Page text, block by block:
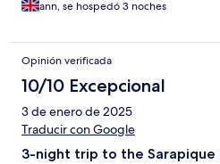
staying three nights. Staff so
experience in itself. White water
ann, se hospedó 3 noches
Opinión verificada
10/10 Excepcional
3 de enero de 2025
Traducir con Google
3-night trip to the Sarapique